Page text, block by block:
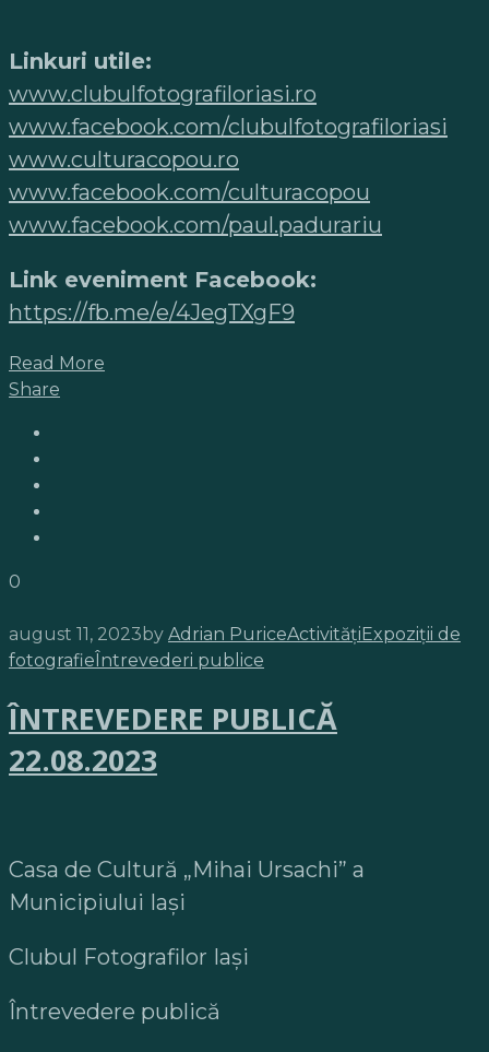
Linkuri utile:
www.clubulfotografiloriasi.ro
www.facebook.com/clubulfotografiloriasi
www.culturacopou.ro
www.facebook.com/culturacopou
www.facebook.com/paul.padurariu
Link eveniment Facebook:
https://fb.me/e/4JegTXgF9
Read More
Share
0
august 11, 2023 by Adrian PuriceActivitățiExpoziții de
fotografieÎntrevederi publice
ÎNTREVEDERE PUBLICĂ
22.08.2023
Casa de Cultură „Mihai Ursachi” a
Municipiului Iași
Clubul Fotografilor Iași
Întrevedere publică